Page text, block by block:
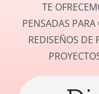
TE
PENSADAS
REDISEÑOS DE